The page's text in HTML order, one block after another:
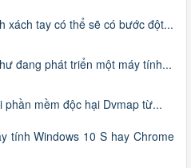
xách tay có thể sẽ có bước đột...
đang phát triển một máy tính...
phần mềm độc hại Dvmap từ...
tính Windows 10 S hay Chrome